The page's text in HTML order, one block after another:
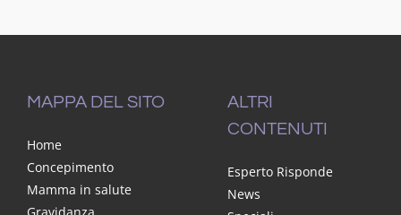
MAPPA DEL SITO
Home
Concepimento
Mamma in salute
ALTRI
CONTENUTI
Esperto Risponde
News